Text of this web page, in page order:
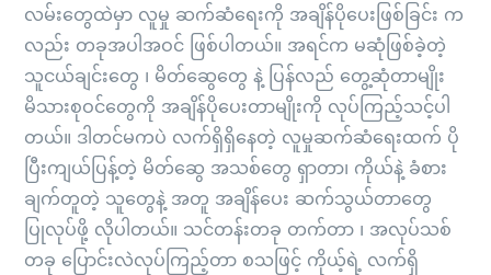
လမ်းတွေထဲမှာ လူမှု ဆက်ဆံရေးကို အချိန်ပိုပေးဖြစ်ခြင်း က
လည်း တခုအပါအဝင် ဖြစ်ပါတယ်။ အရင်က မဆုံဖြစ်ခဲ့တဲ့
သူငယ်ချင်းတွေ ၊ မိတ်ဆွေတွေ နဲ့ ပြန်လည် တွေ့ဆုံတာမျိုး
မိသားစုဝင်တွေကို အချိန်ပိုပေးတာမျိုးကို လုပ်ကြည့်သင့်ပါ
တယ်။ ဒါတင်မကပဲ လက်ရှိရှိနေတဲ့ လူမှုဆက်ဆံရေးထက် ပို
ပြီးကျယ်ပြန့်တဲ့ မိတ်ဆွေ အသစ်တွေ ရှာတာ၊ ကိုယ်နဲ့ ခံစား
ချက်တူတဲ့ သူတွေနဲ့ အတူ အချိန်ပေး ဆက်သွယ်တာတွေ
ပြုလုပ်ဖို့ လိုပါတယ်။ သင်တန်းတခု တက်တာ ၊ အလုပ်သစ်
တခု ပြောင်းလဲလုပ်ကြည့်တာ စသဖြင့် ကိုယ့်ရဲ့ လက်ရှိ